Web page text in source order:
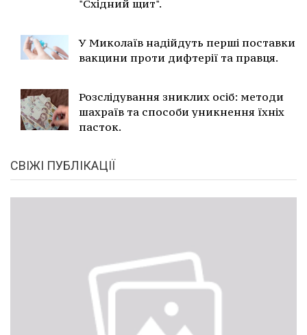
"Східний щит".
У Миколаїв надійдуть перші поставки
вакцини проти дифтерії та правця.
Розслідування зниклих осіб: методи
шахраїв та способи уникнення їхніх
пасток.
СВІЖІ ПУБЛІКАЦІЇ